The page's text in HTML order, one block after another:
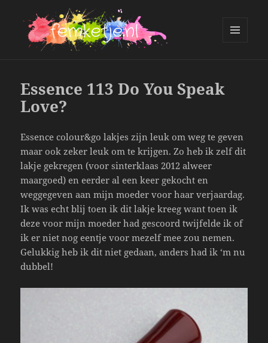
Essence 113 Do You Speak
Love?
Essence colour&go lakjes zijn leuk om weg te geven
maar ook zeker leuk om te krijgen. Zo heb ik zelf dit
lakje gekregen (voor sinterklaas 2012 alweer
maargoed) en eerder al een keer gekocht en
weggegeven aan mijn moeder voor haar verjaardag.
Ik was echt blij toen ik dit lakje kreeg want toen ik
deze voor mijn moeder had gescoord twijfelde ik of
ik er niet nog eentje voor mezelf mee zou nemen.
Gelukkig heb ik dit niet gedaan, anders had ik ‘m nu
dubbel!